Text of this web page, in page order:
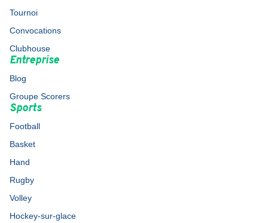
Tournoi
Convocations
Clubhouse
Entreprise
Blog
Groupe Scorers
Sports
Football
Basket
Hand
Rugby
Volley
Hockey-sur-glace